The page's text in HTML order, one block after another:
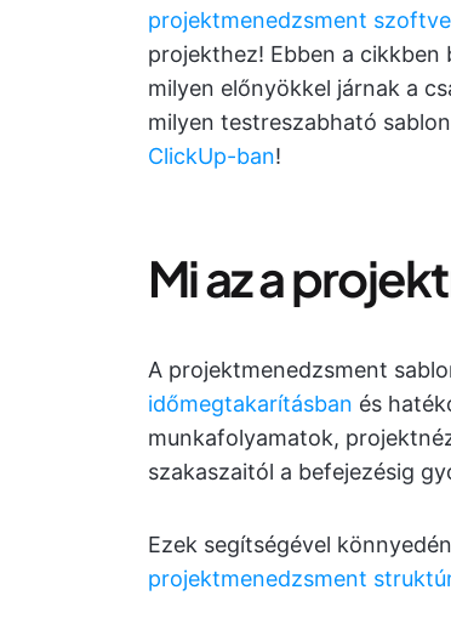
projektmenedzsment
projekthez! Ebben a
milyen előnyökkel járnak a
milyen testreszabható
ClickUp-ban!
Mi az a
A projektmenedzsment
időmegtakarításban és
munkafolyamatok,
szakaszaitól a befejezésig
Ezek segítségével
projektmenedzsment